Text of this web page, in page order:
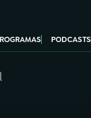
PODCASTS